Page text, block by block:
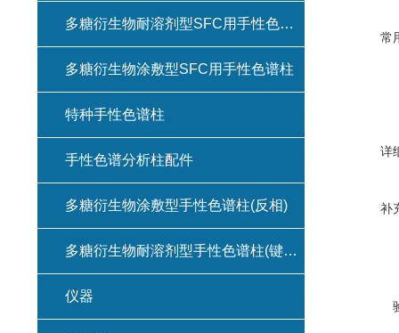
常
详
补
多糖衍生物耐溶剂型SFC用手性色谱柱(键合型手性色谱柱)
多糖衍生物涂敷型SFC用手性色谱柱
特种手性色谱柱
手性色谱分析柱配件
多糖衍生物涂敷型手性色谱柱(反相)
多糖衍生物耐溶剂型手性色谱柱(键合型手性色谱柱)
仪器